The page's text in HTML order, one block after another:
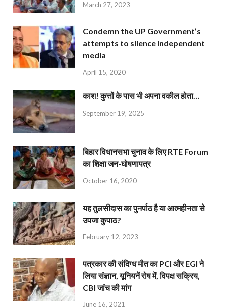
March 27, 2023
Condemn the UP Government’s
attempts to silence independent
media
April 15, 2020
काश! कुत्तों के पास भी अपना वकील होता…
September 19, 2025
बिहार विधानसभा चुनाव के लिए RTE Forum
का शिक्षा जन-घोषणापत्र
October 16, 2020
यह तुलसीदास का पुनर्पाठ है या आत्महीनता से
उपजा कुपाठ?
February 12, 2023
पत्रकार की संदिग्ध मौत का PCI और EGI ने
लिया संज्ञान, यूनियनें रोष में, विपक्ष सक्रिय,
CBI जांच की मांग
June 16, 2021